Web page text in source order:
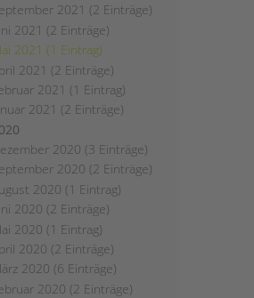
2021 (2 Einträge)
2021 (2 Einträge)
2021 (1 Eintrag)
2021 (2 Einträge)
2021 (1 Eintrag)
2021 (2 Einträge)
2020 (3 Einträge)
2020 (2 Einträge)
2020 (1 Eintrag)
2020 (2 Einträge)
2020 (1 Eintrag)
2020 (2 Einträge)
2020 (6 Einträge)
2020 (2 Einträge)